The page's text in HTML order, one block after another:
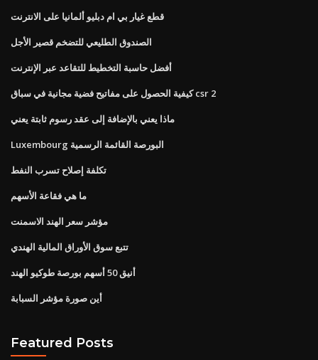
قطع غيار بي ام دبليو ألمانيا على الانترنت
الصندوق الطليعي للتضخم قصير الأجل
أفضل حاسبة التخطيط للتقاعد عبر الإنترنت
كيفية الحصول على مفاتيح فضية مجانية في سباق csr 2
ماذا يعني بالإضافة إلى عقد رسوم ثابتة يعني
Luxembourg البورصة القائمة الرسمية
تكلفة إصلاح تسرب النفط
ما هي فقاعة الأسهم
مؤشر سعر الهند الاسمنت
تتبع سوق الأوراق المالية الهندي
أنيق 50 أسهم بورصة طوكيو الهند
أين صورة مؤشر السبابة
Featured Posts